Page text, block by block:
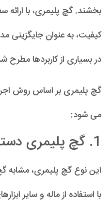
بخشند. گچ پلیمری، با
کیفیت، به عنوان جایگزینی
در بسیاری از کاربردها
گچ پلیمری بر اساس روش
می شود:
1. گچ پلیمری دستی
این نوع گچ پلیمری،
با استفاده از ماله و سایر